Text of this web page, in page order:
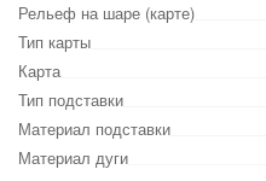
Рельеф на шаре (карте)
Тип карты
Карта
Тип подставки
Материал подставки
Материал дуги